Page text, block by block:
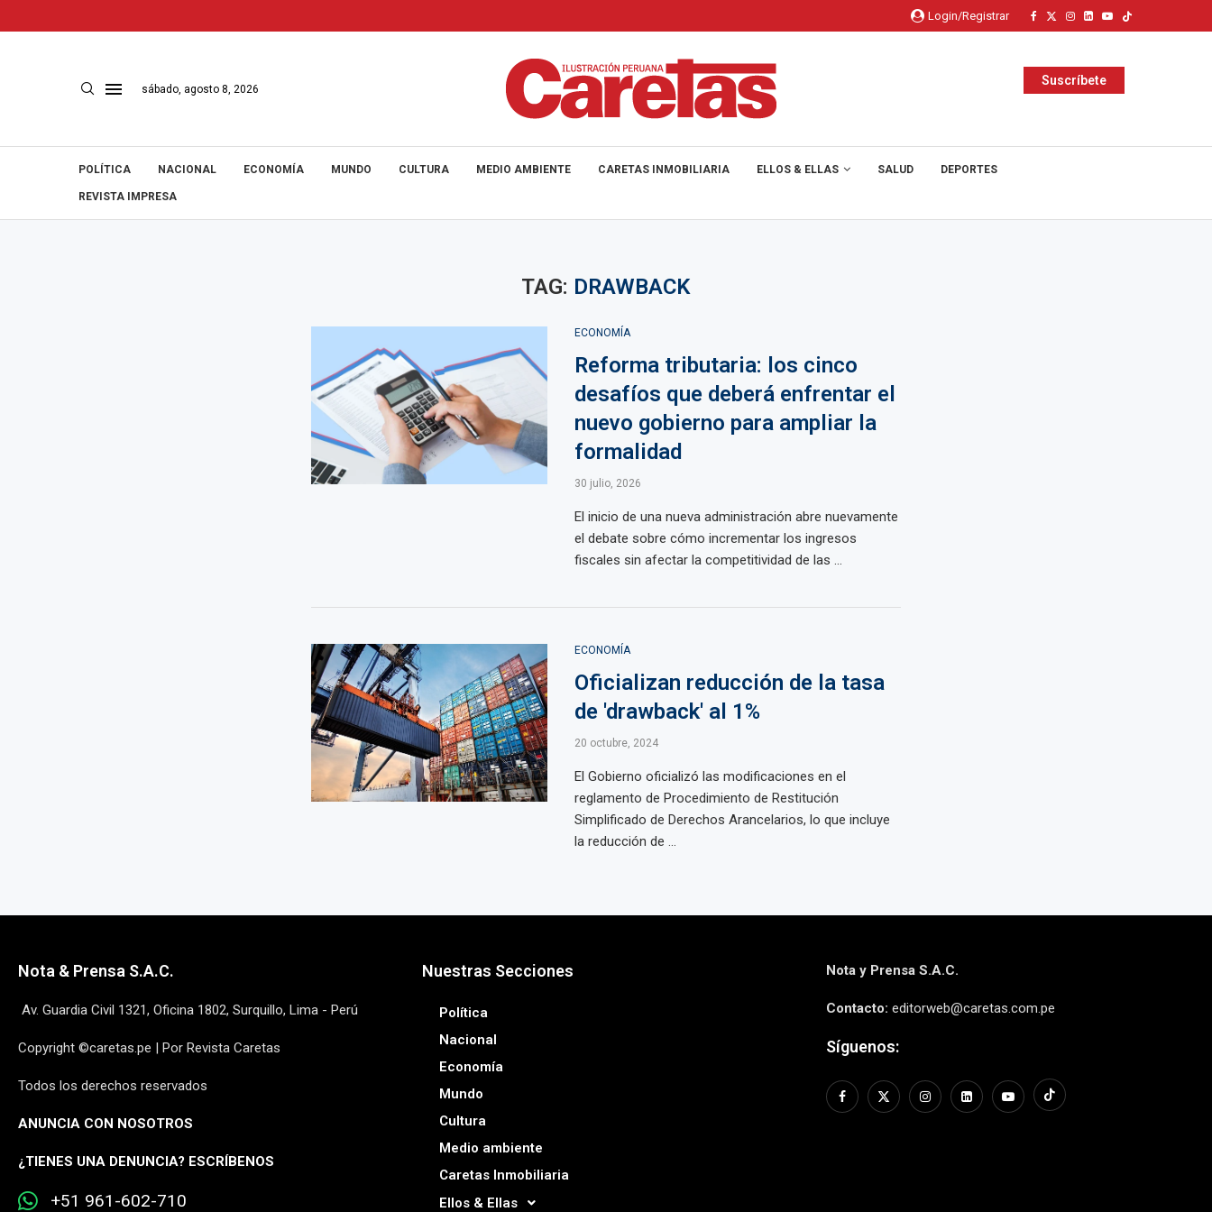
Login/Registrar
sábado, agosto 8, 2026
Suscríbete
POLÍTICA NACIONAL ECONOMÍA MUNDO CULTURA MEDIO AMBIENTE CARETAS INMOBILIARIA ELLOS & ELLAS SALUD DEPORTES
REVISTA IMPRESA
TAG: DRAWBACK
ECONOMÍA
Reforma tributaria: los cinco
desafíos que deberá enfrentar el
nuevo gobierno para ampliar la
formalidad
30 julio, 2026
El inicio de una nueva administración abre nuevamente
el debate sobre cómo incrementar los ingresos
fiscales sin afectar la competitividad de las ...
ECONOMÍA
Oficializan reducción de la tasa
de 'drawback' al 1%
20 octubre, 2024
El Gobierno oficializó las modificaciones en el
reglamento de Procedimiento de Restitución
Simplificado de Derechos Arancelarios, lo que incluye
la reducción de ...
Nota & Prensa S.A.C.
Av. Guardia Civil 1321, Oficina 1802, Surquillo, Lima - Perú
Copyright ©caretas.pe | Por Revista Caretas
Todos los derechos reservados
ANUNCIA CON NOSOTROS
¿TIENES UNA DENUNCIA? ESCRÍBENOS
+51 961-602-710
Nuestras Secciones
Política
Nacional
Economía
Mundo
Cultura
Medio ambiente
Caretas Inmobiliaria
Ellos & Ellas
Nota y Prensa S.A.C.
Contacto: editorweb@caretas.com.pe
Síguenos: